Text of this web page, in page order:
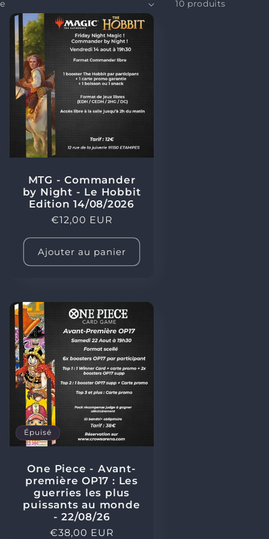
n
10 produits
MTG - Commander
by Night - Le Hobbit
Edition 14/08/2026
Prix
habituel
€12,00 EUR
Ajouter au panier
Épuisé
One Piece - Avant-
première OP17 : Les
guerries les plus
puissants au monde
- 22/08/26
Prix
€38,00 EUR